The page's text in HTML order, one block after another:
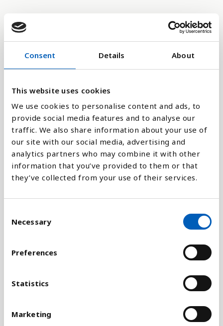
Consent Details About
This website uses cookies
We use cookies to personalise content and ads, to
provide social media features and to analyse our
traffic. We also share information about your use of
our site with our social media, advertising and
analytics partners who may combine it with other
information that you’ve provided to them or that
they’ve collected from your use of their services.
Necessary
Preferences
Statistics
Marketing
Forklaring
Befolkningstætheden er beregnes ved at dividere
den samlede befolkning op i det samlede landareal.
Så får du et tal, der ikke repræsenterer den
faktiske befolkningstæthed, men som viser, hvor
mange indbyggere landet har per kvadratkilometer.
Tallene for de kommende år, som er gengivet her, er
baseret på, at andre faktorer, som
dødelighed forbliver stabile. Beregningen omfatter
skulle blive større eller mindre end tidligere
til UN Data nedenfor.